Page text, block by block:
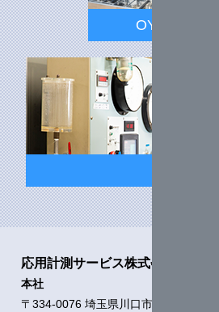
OYOグループ
応用計測サービス株式会社
本社
〒334-0076 埼玉県川口市本蓮1-11-21